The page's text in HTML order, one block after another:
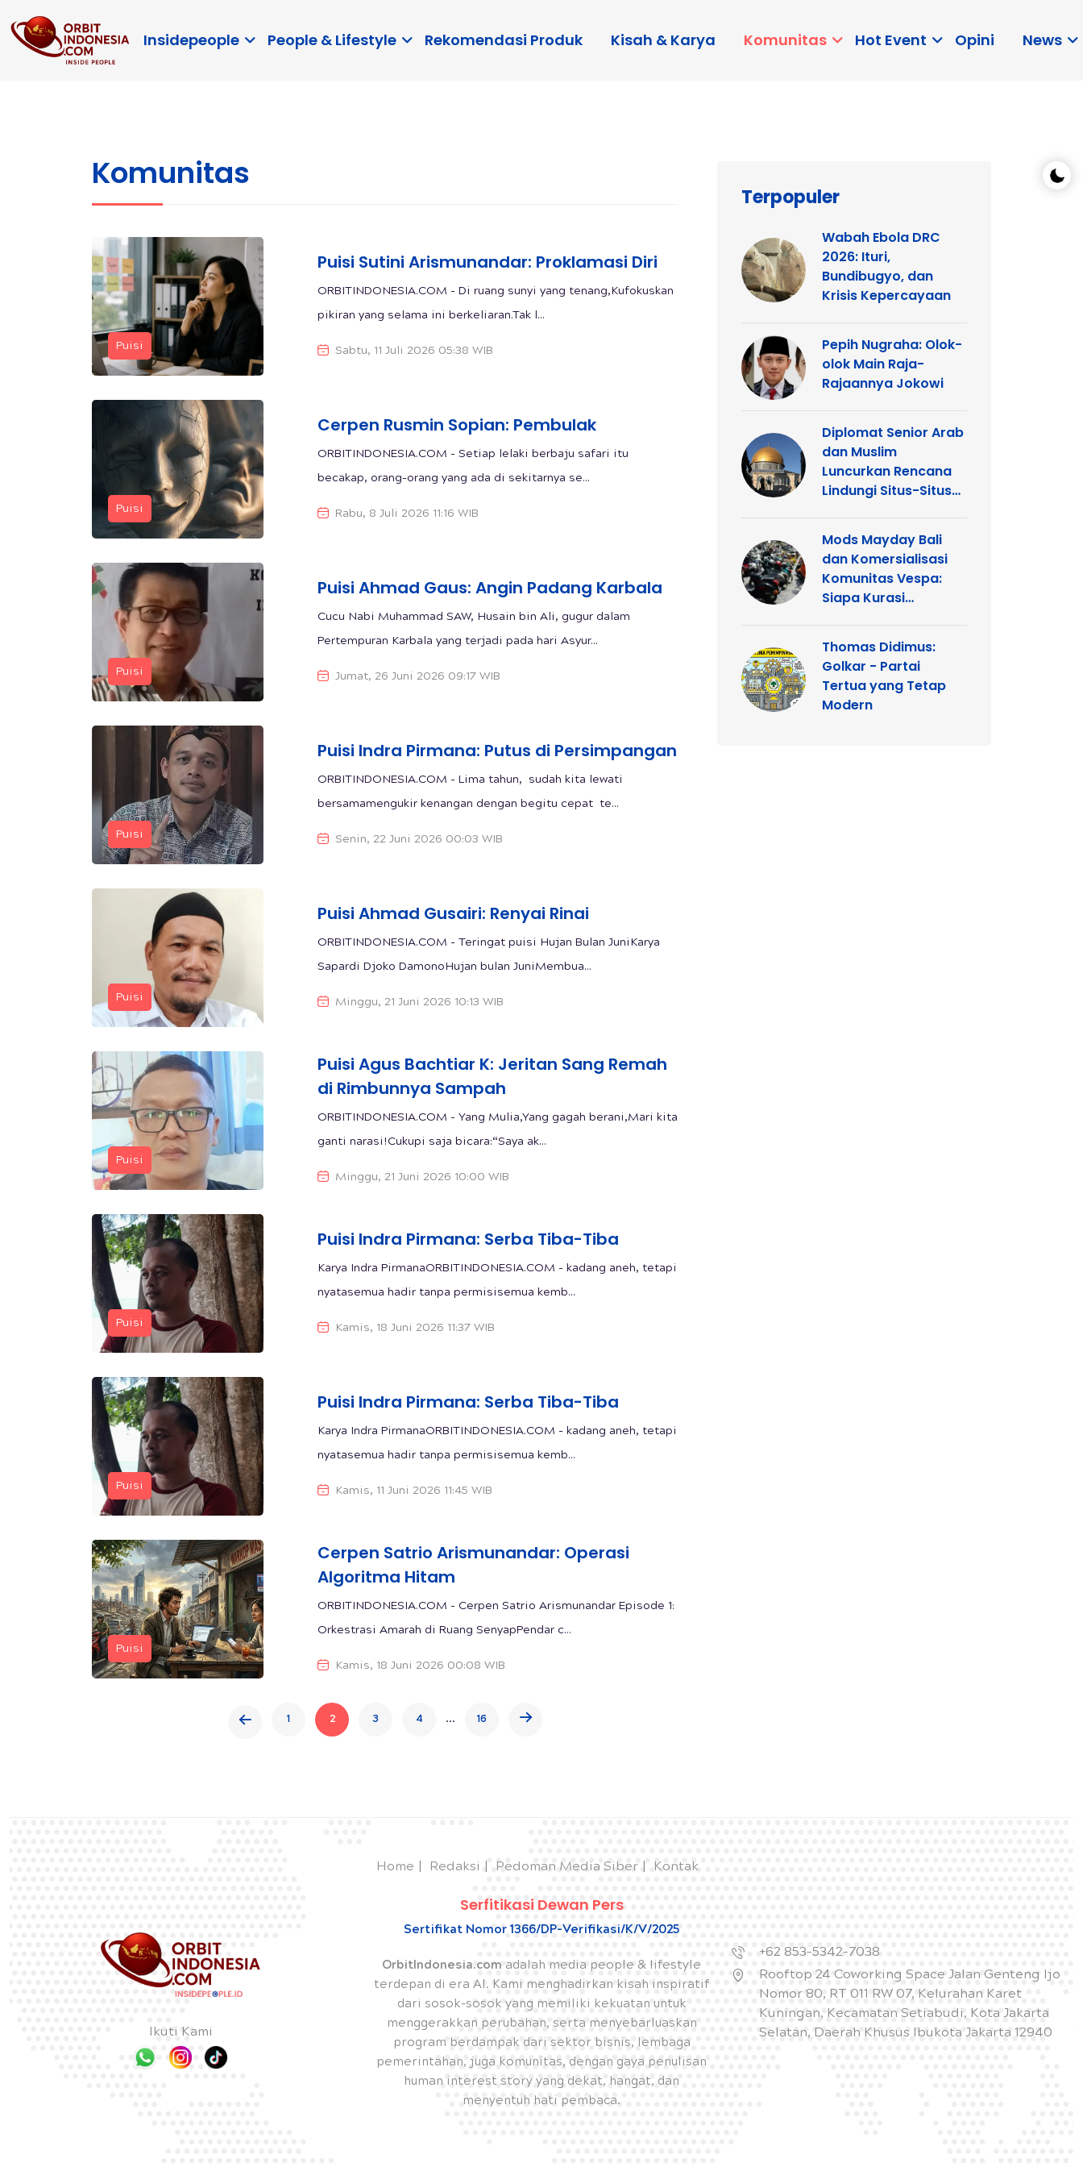
Insidepeople People & Lifestyle Rekomendasi Produk Kisah & Karya Komunitas Hot Event Opini News
Komunitas
Puisi
Puisi Sutini Arismunandar: Proklamasi Diri
ORBITINDONESIA.COM - Di ruang sunyi yang tenang,Kufokuskan
pikiran yang selama ini berkeliaran.Tak l...
Sabtu, 11 Juli 2026 05:38 WIB
Puisi
Cerpen Rusmin Sopian: Pembulak
ORBITINDONESIA.COM - Setiap lelaki berbaju safari itu
becakap, orang-orang yang ada di sekitarnya se...
Rabu, 8 Juli 2026 11:16 WIB
Puisi
Puisi Ahmad Gaus: Angin Padang Karbala
Cucu Nabi Muhammad SAW, Husain bin Ali, gugur dalam
Pertempuran Karbala yang terjadi pada hari Asyur...
Jumat, 26 Juni 2026 09:17 WIB
Puisi
Puisi Indra Pirmana: Putus di Persimpangan
ORBITINDONESIA.COM - Lima tahun, sudah kita lewati
bersamamengukir kenangan dengan begitu cepat te...
Senin, 22 Juni 2026 00:03 WIB
Puisi
Puisi Ahmad Gusairi: Renyai Rinai
ORBITINDONESIA.COM - Teringat puisi Hujan Bulan JuniKarya
Sapardi Djoko DamonoHujan bulan JuniMembua...
Minggu, 21 Juni 2026 10:13 WIB
Puisi
Puisi Agus Bachtiar K: Jeritan Sang Remah
di Rimbunnya Sampah
ORBITINDONESIA.COM - Yang Mulia,Yang gagah berani,Mari kita
ganti narasi!Cukupi saja bicara:“Saya ak...
Minggu, 21 Juni 2026 10:00 WIB
Puisi
Puisi Indra Pirmana: Serba Tiba-Tiba
Karya Indra PirmanaORBITINDONESIA.COM - kadang aneh, tetapi
nyatasemua hadir tanpa permisisemua kemb...
Kamis, 18 Juni 2026 11:37 WIB
Puisi
Puisi Indra Pirmana: Serba Tiba-Tiba
Karya Indra PirmanaORBITINDONESIA.COM - kadang aneh, tetapi
nyatasemua hadir tanpa permisisemua kemb...
Kamis, 11 Juni 2026 11:45 WIB
Puisi
Cerpen Satrio Arismunandar: Operasi
Algoritma Hitam
ORBITINDONESIA.COM - Cerpen Satrio Arismunandar Episode 1:
Orkestrasi Amarah di Ruang SenyapPendar c...
Kamis, 18 Juni 2026 00:08 WIB
1 2 3 4 ... 16
Terpopuler
Wabah Ebola DRC
2026: Ituri,
Bundibugyo, dan
Krisis Kepercayaan
Pepih Nugraha: Olok-
olok Main Raja-
Rajaannya Jokowi
Diplomat Senior Arab
dan Muslim
Luncurkan Rencana
Lindungi Situs-Situs
Yerusalem
Mods Mayday Bali
dan Komersialisasi
Komunitas Vespa:
Siapa Kurasi
Thomas Didimus:
Golkar - Partai
Tertua yang Tetap
Modern
Ikuti Kami
Home Redaksi Pedoman Media Siber Kontak
Serfitikasi Dewan Pers
Sertifikat Nomor 1366/DP-Verifikasi/K/V/2025
OrbitIndonesia.com adalah media people & lifestyle
terdepan di era AI. Kami menghadirkan kisah inspiratif
dari sosok-sosok yang memiliki kekuatan untuk
menggerakkan perubahan, serta menyebarluaskan
program berdampak dari sektor bisnis, lembaga
pemerintahan, juga komunitas, dengan gaya penulisan
human interest story yang dekat, hangat, dan
menyentuh hati pembaca.
+62 853-5342-7038
Rooftop 24 Coworking Space Jalan Genteng Ijo
Nomor 80, RT 011 RW 07, Kelurahan Karet
Kuningan, Kecamatan Setiabudi, Kota Jakarta
Selatan, Daerah Khusus Ibukota Jakarta 12940